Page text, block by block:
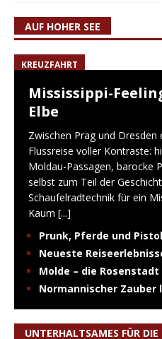
AUF HOHER SEE
KREUZFAHRT
Mississippi-
Elbe
Zwischen Prag und
Flussreise voller Kontraste:
Moldau-Passagen, barocke
selbst zum Teil der
Schaufelradtechnik für ein
Kaum [...]
Prunk, Pferde und
Neueste
Molde – die
Normannischer Zauber
UNTERHALTSAMES FÜR DIE